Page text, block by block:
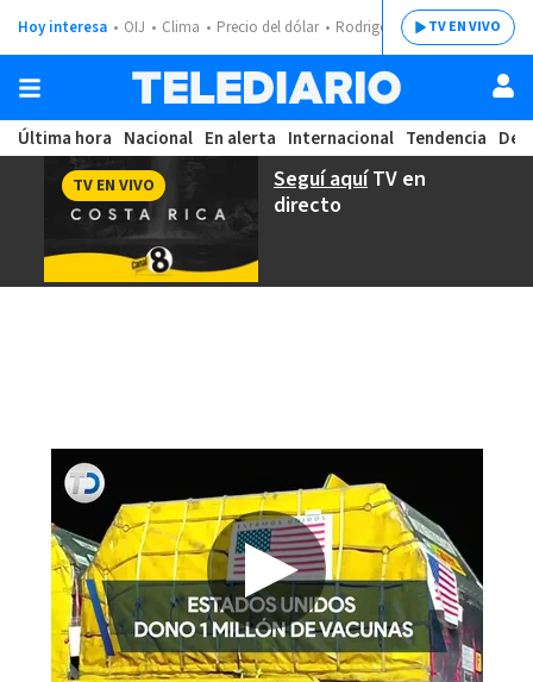
Hoy interesa OIJ Clima Precio del dólar Rodrigo ChavesTV EN VIVO
Última hora Nacional En alerta Internacional Tendencia
Seguí aquíTV en
directo
TV EN VIVO